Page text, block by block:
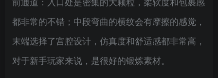
都非常的不错；中段弯曲的横纹会有摩擦的感觉，
末端选择了宫腔设计，仿真度和舒适感都非常高，
对于新手玩家来说，是很好的锻炼素材。